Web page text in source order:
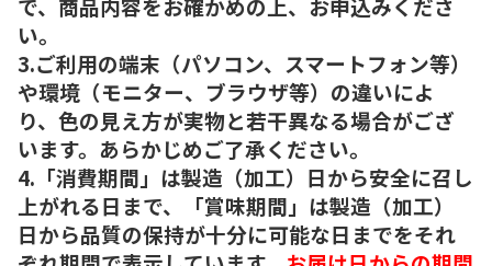
で、商品内容をお確かめの上、お申込みくださ
い。
3.ご利用の端末（パソコン、スマートフォン等）
や環境（モニター、ブラウザ等）の違いによ
り、色の見え方が実物と若干異なる場合がござ
います。あらかじめご了承ください。
4.「消費期間」は製造（加工）日から安全に召し
上がれる日まで、「賞味期間」は製造（加工）
日から品質の保持が十分に可能な日までをそれ